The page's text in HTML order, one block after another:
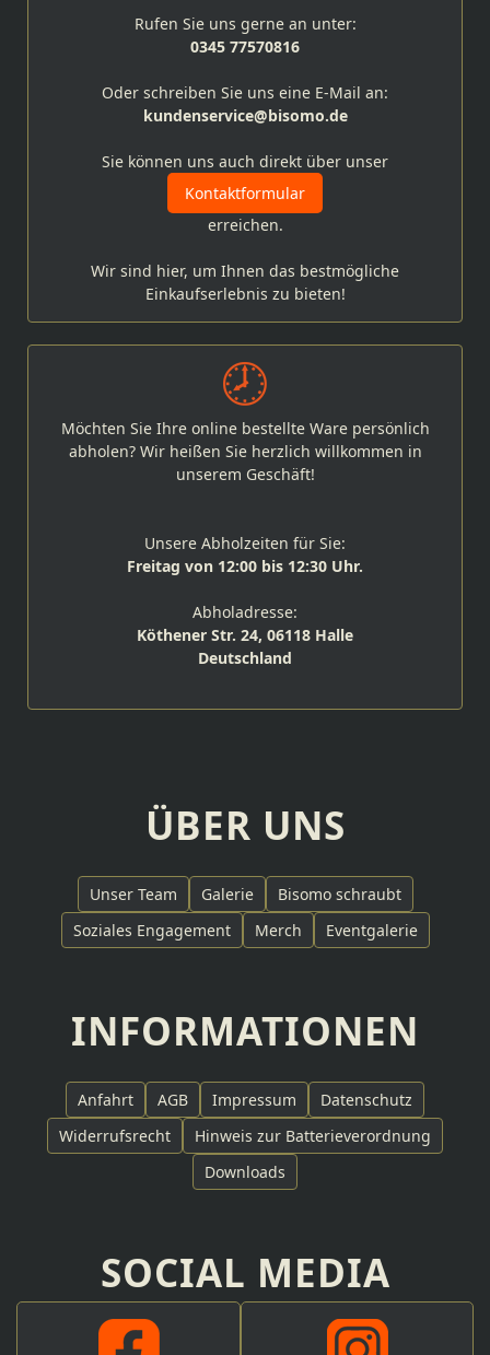
Rufen Sie uns gerne an unter:
0345 77570816
Oder schreiben Sie uns eine E-Mail an:
kundenservice@bisomo.de
Sie können uns auch direkt über unser
Kontaktformular
erreichen.
Wir sind hier, um Ihnen das bestmögliche
Einkaufserlebnis zu bieten!
Möchten Sie Ihre online bestellte Ware persönlich
abholen? Wir heißen Sie herzlich willkommen in
unserem Geschäft!
Unsere Abholzeiten für Sie:
Freitag von 12:00 bis 12:30 Uhr.
Abholadresse:
Köthener Str. 24, 06118 Halle
Deutschland
ÜBER UNS
Unser Team Galerie
Bisomo schraubt
Soziales Engagement
Merch Eventgalerie
INFORMATIONEN
Anfahrt AGB Impressum
Datenschutz
Widerrufsrecht
Hinweis zur Batterieverordnung
Downloads
SOCIAL MEDIA